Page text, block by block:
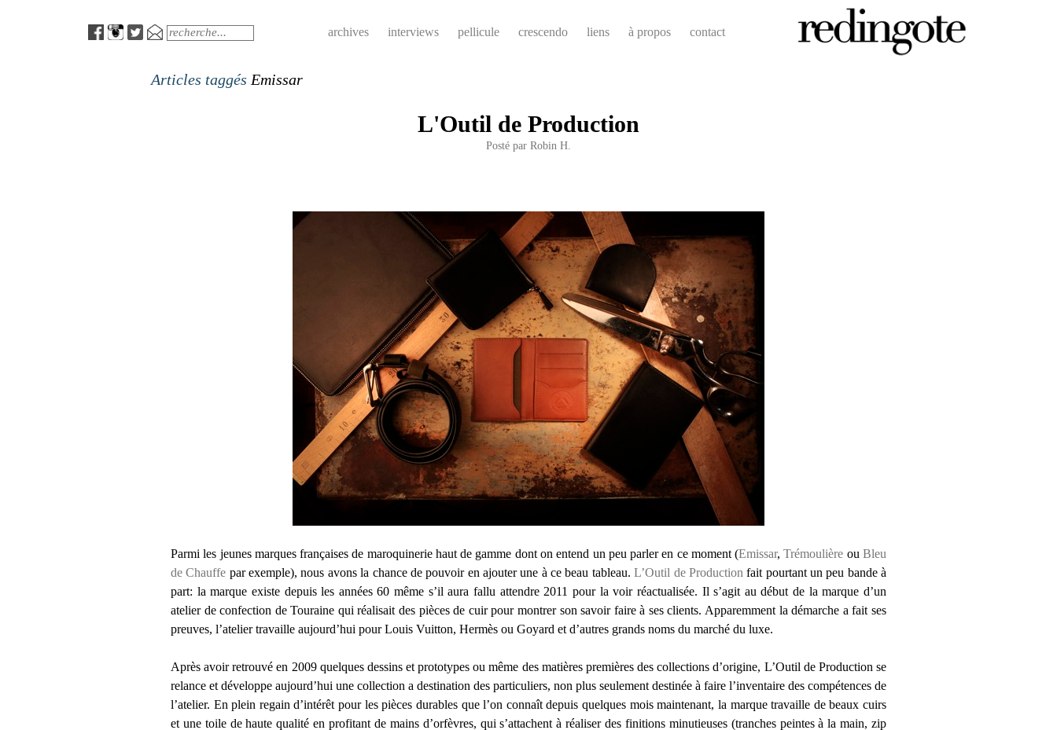
MenuSearch archives interviews pellicule crescendo liens à propos contact
Articles taggés Emissar
L'Outil de Production
Posté par Robin H.
Parmi les jeunes marques françaises de maroquinerie haut de gamme dont on entend un peu parler en ce moment (Emissar,Trémoulière ouBleu
de Chauffe par exemple), nous avons la chance de pouvoir en ajouter une à ce beau tableau.L’Outil de Production fait pourtant un peu bande à
part: la marque existe depuis les années 60 même s’il aura fallu attendre 2011 pour la voir réactualisée. Il s’agit au début de la marque d’un
atelier de confection de Touraine qui réalisait des pièces de cuir pour montrer son savoir faire à ses clients. Apparemment la démarche a fait ses
preuves, l’atelier travaille aujourd’hui pour Louis Vuitton, Hermès ou Goyard et d’autres grands noms du marché du luxe.
Après avoir retrouvé en 2009 quelques dessins et prototypes ou même des matières premières des collections d’origine, L’Outil de Production se
relance et développe aujourd’hui une collection a destination des particuliers, non plus seulement destinée à faire l’inventaire des compétences de
l’atelier. En plein regain d’intérêt pour les pièces durables que l’on connaît depuis quelques mois maintenant, la marque travaille de beaux cuirs
et une toile de haute qualité en profitant de mains d’orfèvres, qui s’attachent à réaliser des finitions minutieuses (tranches peintes à la main, zip